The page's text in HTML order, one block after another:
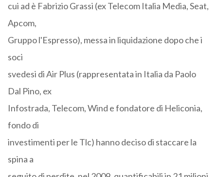
cui ad è Fabrizio Grassi (ex Telecom Italia Media, Seat,
Apcom,
Gruppo l'Espresso), messa in liquidazione dopo che i
soci
svedesi di Air Plus (rappresentata in Italia da Paolo
Dal Pino, ex
Infostrada, Telecom, Wind e fondatore di Heliconia,
fondo di
investimenti per le Tlc) hanno deciso di staccare la
spina a